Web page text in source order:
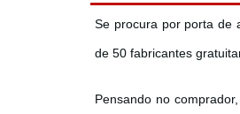
Se procura por porta de
de 50 fabricantes
Pensando no